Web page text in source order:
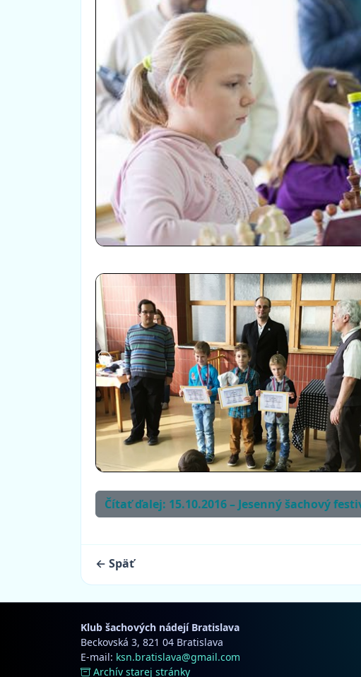
Čítať ďalej: 15.10.2016 – Jesenný šachový
← Späť
Klub šachových nádejí Bratislava
Beckovská 3, 821 04 Bratislava
E-mail: ksn.bratislava@gmail.com
Archív starej stránky